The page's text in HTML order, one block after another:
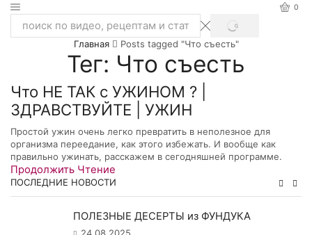
0
Search
SEARCH
Главная Posts tagged "Что съесть"
Тег: Что съесть
Что НЕ ТАК с УЖИНОМ ? |
ЗДРАВСТВУЙТЕ | УЖИН
Простой ужин очень легко превратить в неполезное для
организма переедание, как этого избежать. И вообще как
правильно ужинать, расскажем в сегодняшней программе.
Продолжить Чтение
ПОСЛЕДНИЕ НОВОСТИ
ПОЛЕЗНЫЕ ДЕСЕРТЫ из ФУНДУКА